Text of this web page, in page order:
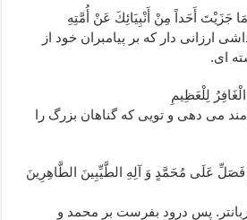
جَزَيْتَ أَحَداً مِنْ أَنْبِيَائِكَ عَنْ أُمَّتِهِ‏
ارزانى دار كه بر پيامبران خود از
‏اى.
لِلْعَظِيمِ‏
مى ‏دهى و تويى كه گناهان بزرگ را
عَلَى مُحَمَّدٍ وَ آلِهِ الطَّيِّبِينَ الطَّاهِرِينَ
پس درود بفرست بر محمد و